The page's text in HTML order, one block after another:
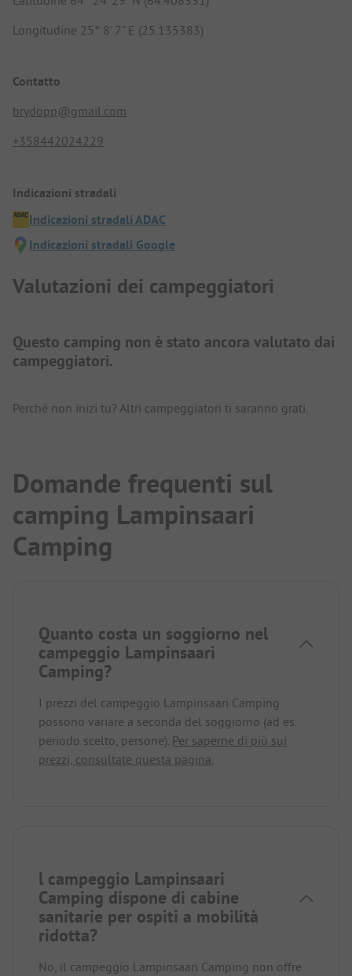
Longitudine 25° 8' 7" E (25.135383)
Contatto
brydopp@gmail.com
+358442024229
Indicazioni stradali
Indicazioni stradali ADAC
Indicazioni stradali Google
Valutazioni dei campeggiatori
Questo camping non è stato ancora valutato dai
campeggiatori.
Perché non inizi tu? Altri campeggiatori ti saranno grati.
Domande frequenti sul
camping Lampinsaari
Camping
Quanto costa un soggiorno nel
campeggio Lampinsaari
Camping?
I prezzi del campeggio Lampinsaari Camping
possono variare a seconda del soggiorno (ad es.
periodo scelto, persone). Per saperne di più sui
prezzi, consultate questa pagina.
l campeggio Lampinsaari
Camping dispone di cabine
sanitarie per ospiti a mobilità
ridotta?
No, il campeggio Lampinsaari Camping non offre